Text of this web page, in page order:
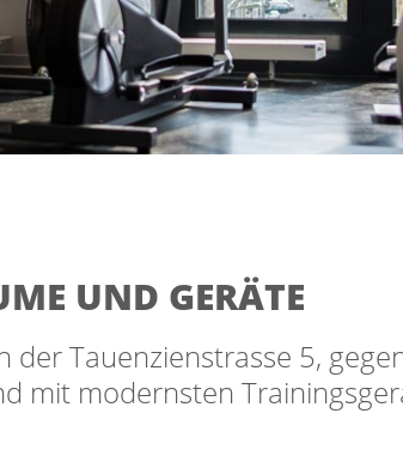
UND GERÄTE
Tauenzienstrasse 5,
mit modernsten